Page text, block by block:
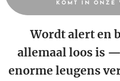
KOMT IN ONZE
Wordt alert en
allemaal loos is
enorme leugens